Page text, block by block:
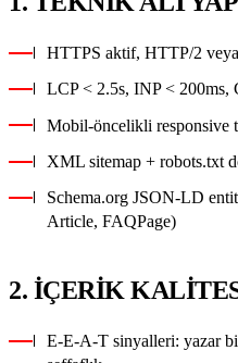
HTTPS aktif, HTTP/2
LCP < 2.5s, INP < 200ms,
Mobil-öncelikli responsive
XML sitemap + robots.txt
Schema.org JSON-LD
Article, FAQPage)
2. İÇERIK
E-E-A-T sinyalleri: yazar